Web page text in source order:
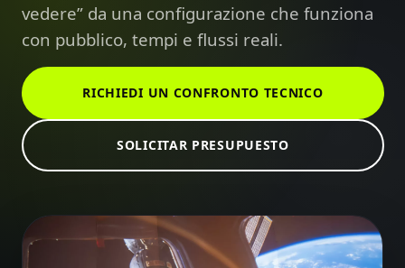
vedere” da una configurazione che funziona
con pubblico, tempi e flussi reali.
RICHIEDI UN CONFRONTO TECNICO
SOLICITAR PRESUPUESTO